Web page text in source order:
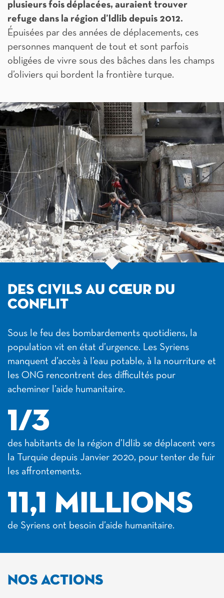
plusieurs fois déplacées, auraient trouver
refuge dans la région d’Idlib depuis 2012.
Épuisées par des années de déplacements, ces
personnes manquent de tout et sont parfois
obligées de vivre sous des bâches dans les champs
d’oliviers qui bordent la frontière turque.
DES CIVILS AU CŒUR DU
CONFLIT
Sous le feu des bombardements quotidiens, la
population vit en état d’urgence. Les Syriens
manquent d’accès à l’eau potable, à la nourriture et
les ONG rencontrent des difficultés pour
acheminer l’aide humanitaire.
1/3
des habitants de la région d’Idlib se déplacent vers
la Turquie depuis Janvier 2020, pour tenter de fuir
les affrontements.
11,1 MILLIONS
de Syriens ont besoin d’aide humanitaire.
NOS ACTIONS